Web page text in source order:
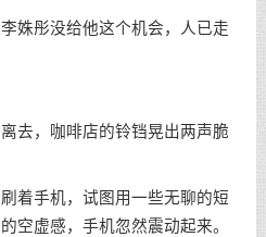
彤没给他这个机会，人已走
，咖啡店的铃铛晃出两声脆
手机，试图用一些无聊的短
空虚感，手机忽然震动起来。